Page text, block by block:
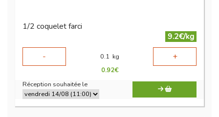
1/2 coquelet farci
9.2€/kg
-
0.1 kg +
0.92€
Réception souhaitée le